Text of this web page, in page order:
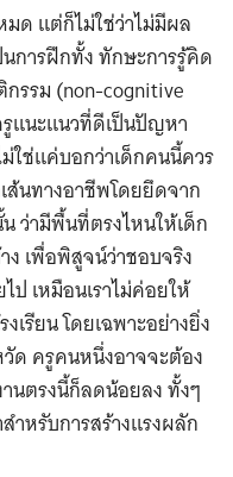
ด แต่ก็ไม่ใช่ว่าไม่มีผล
การฝึกทั้ง ทักษะการรู้คิด
รรม (non-cognitive
แนะแนวที่ดีเป็นปัญหา
ใช่แค่บอกว่าเด็กคนนี้ควร
นทางอาชีพโดยยึดจาก
ว่ามีพื้นที่ตรงไหนให้เด็ก
ง เพื่อพิสูจน์ว่าชอบจริง
ป เหมือนเราไม่ค่อยให้
รียน โดยเฉพาะอย่างยิ่ง
วัด ครูคนหนึ่งอาจจะต้อง
านตรงนี้ก็ลดน้อยลง ทั้งๆ
หรับการสร้างแรงผลัก